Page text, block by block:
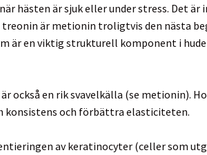
hästen är sjuk eller under stress. Det är
är metionin troligtvis den nästa
är en viktig strukturell komponent i
också en rik svavelkälla (se metionin).
konsistens och förbättra elasticiteten.
av keratinocyter (celler som